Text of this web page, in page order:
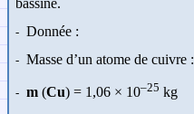
- Donnée :
- Masse d’un atome de cuivre :
- m (Cu) = 1,06 × 10–25 kg